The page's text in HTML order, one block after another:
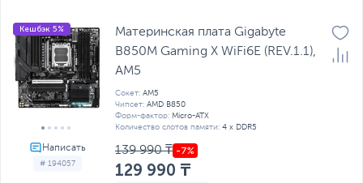
# 194057
Кешбэк 5%
Материнская плата Gigabyte
B850M Gaming X WiFi6E (REV.1.1),
AM5
Сокет: AM5
Чипсет: AMD B850
Форм-фактор: Micro-ATX
Количество слотов памяти: 4 x DDR5
139 990 ₸
129 990 ₸